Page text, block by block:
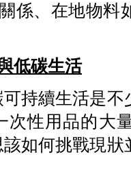
係、在地物料
低碳生活
持續生活是
次性用品的大
如何挑戰現